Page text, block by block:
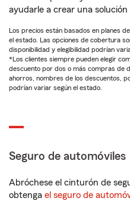
ayudarle a crear una
Los precios están basados en planes
el estado. Las opciones de cobertura
disponibilidad y elegibilidad podrían
*Los clientes siempre pueden elegir
descuento por dos o más compras de
ahorros, nombres de los descuentos,
podrían variar según el estado.
Seguro de automóviles
Abróchese el cinturón de
obtenga el seguro de